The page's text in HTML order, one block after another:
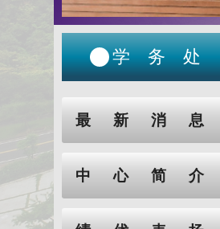
学务处
最新消息
中心简介